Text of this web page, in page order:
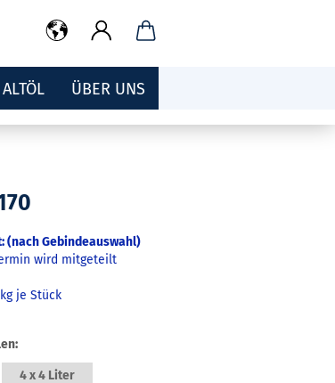
ALTÖL ÜBER UNS
(nach Gebindeauswahl)
wird mitgeteilt
kg je Stück
4 x 4 Liter